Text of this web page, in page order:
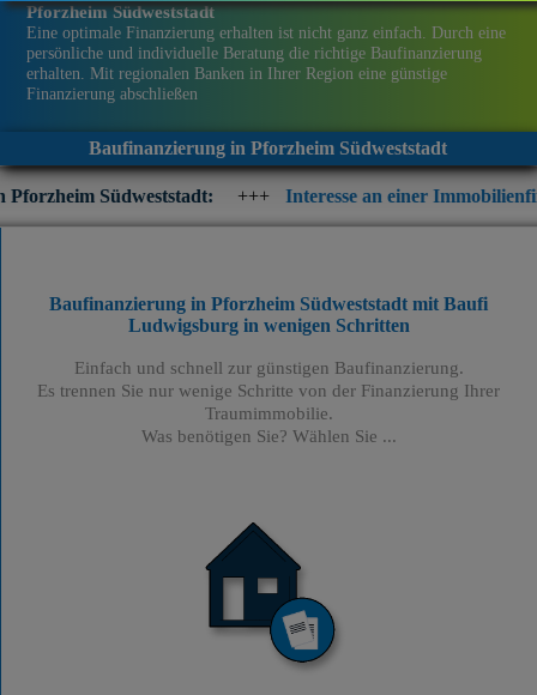
Pforzheim Südweststadt
Eine optimale Finanzierung erhalten ist nicht ganz einfach. Durch eine
persönliche und individuelle Beratung die richtige Baufinanzierung
erhalten. Mit regionalen Banken in Ihrer Region eine günstige
Finanzierung abschließen
Baufinanzierung in Pforzheim Südweststadt
+++ Interesse an einer Immobilienfinanzierung?
Baufinanzierung in Pforzheim Südweststadt mit Baufi
Ludwigsburgin wenigen Schritten
Einfach und schnell zur günstigen Baufinanzierung.
Es trennen Sie nur wenige Schritte von der Finanzierung Ihrer
Traumimmobilie.
Was benötigen Sie? Wählen Sie ...